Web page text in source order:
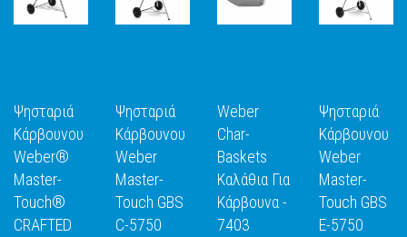
ΑΝΑΚΑΛΥΨΕ
ΤΟ
Ψησταριά
Κάρβουνου
Weber®
Master-
Touch®
CRAFTED
ΑΝΑΚΑΛΥΨΕ
ΤΟ
Ψησταριά
Κάρβουνου
Weber
Master-
Touch GBS
C-5750
ΑΝΑΚΑΛΥΨΕ
ΤΟ
Weber
Char-
Baskets
Καλάθια Για
Κάρβουνα -
7403
ΤΟ
Ψησταριά
Κάρβουνου
Weber
Master-
Touch GBS
E-5750